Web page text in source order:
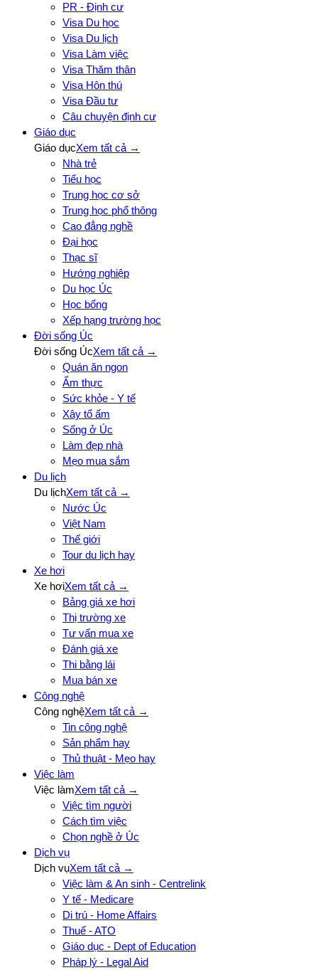
PR - Định cư
Visa Du học
Visa Du lịch
Visa Làm việc
Visa Thăm thân
Visa Hôn thú
Visa Đầu tư
Câu chuyện định cư
Giáo dục
Giáo dụcXem tất cả →
Nhà trẻ
Tiểu học
Trung học cơ sở
Trung học phổ thông
Cao đẳng nghề
Đại học
Thạc sĩ
Hướng nghiệp
Du học Úc
Học bổng
Xếp hạng trường học
Đời sống Úc
Đời sống ÚcXem tất cả →
Quán ăn ngon
Ẩm thực
Sức khỏe - Y tế
Xây tổ ấm
Sống ở Úc
Làm đẹp nhà
Mẹo mua sắm
Du lịch
Du lịchXem tất cả →
Nước Úc
Việt Nam
Thế giới
Tour du lịch hay
Xe hơi
Xe hơiXem tất cả →
Bảng giá xe hơi
Thị trường xe
Tư vấn mua xe
Đánh giá xe
Thi bằng lái
Mua bán xe
Công nghệ
Công nghệXem tất cả →
Tin công nghệ
Sản phẩm hay
Thủ thuật - Mẹo hay
Việc làm
Việc làmXem tất cả →
Việc tìm người
Cách tìm việc
Chọn nghề ở Úc
Dịch vụ
Dịch vụXem tất cả →
Việc làm & An sinh - Centrelink
Y tế - Medicare
Di trú - Home Affairs
Thuế - ATO
Giáo dục - Dept of Education
Pháp lý - Legal Aid